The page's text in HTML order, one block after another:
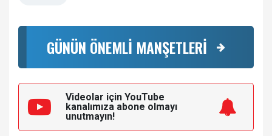
GÜNÜN ÖNEMLİ MANŞETLERİ
Videolar için YouTube
kanalımıza abone olmayı
unutmayın!